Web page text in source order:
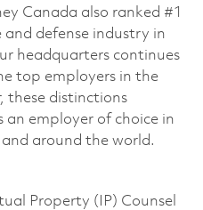
Canada also ranked #1
defense industry in
headquarters continues
top employers in the
these distinctions
employer of choice in
around the world.
Property (IP) Counsel